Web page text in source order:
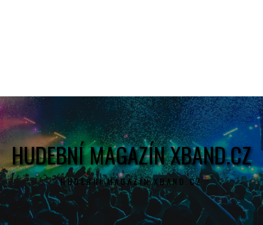
HUDEBNÍ MAGAZÍN XBAND.CZ
HUDEBNÍ MAGAZÍN XBAND.CZ